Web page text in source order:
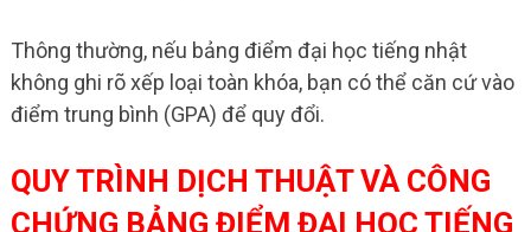
Thông thường, nếu bảng điểm đại học tiếng nhật
không ghi rõ xếp loại toàn khóa, bạn có thể căn cứ vào
điểm trung bình (GPA) để quy đổi.
QUY TRÌNH DỊCH THUẬT VÀ CÔNG
CHỨNG BẢNG ĐIỂM ĐẠI HỌC TIẾNG